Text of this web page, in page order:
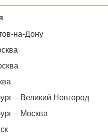
на-Дону
– Великий Новгород
– Москва